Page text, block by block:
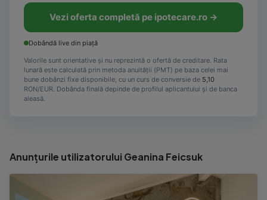
Vezi oferta completă pe ipotecare.ro →
Dobândă live din piață
Valorile sunt orientative și nu reprezintă o ofertă de creditare. Rata
lunară este calculată prin metoda anuității (PMT) pe baza celei mai
bune dobânzi fixe disponibile, cu un curs de conversie de 5,10
RON/EUR. Dobânda finală depinde de profilul aplicantului și de banca
aleasă.
Anunțurile utilizatorului Geanina Feicsuk